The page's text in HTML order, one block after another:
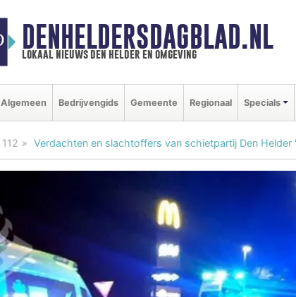
DENHELDERSDAGBLAD.NL
lokaal nieuws den helder en omgeving
Algemeen Bedrijvengids Gemeente Regionaal Specials
112 Verdachten en slachtoffers van schietpartij Den Helder